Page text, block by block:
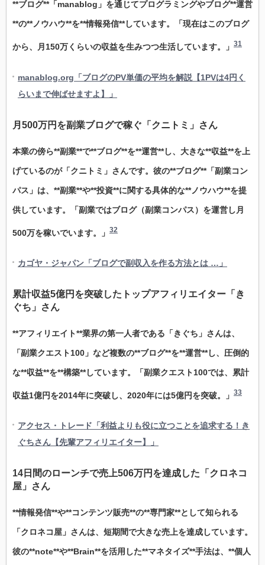
**ブログ**「manablog」を通じてプログラミングやブログ**運営
**の**ノウハウ**を**情報発信**しています。「現在はこのブログ
から、月150万くらいの収益を生みつつ生活しています。」 31
manablog.org「ブログのPV単価の平均を解説【1PVは4円く
らいまで伸ばせますよ】」
月500万円を副業ブログで稼ぐ「クニトミ」さん
本業の傍ら**副業**で**ブログ**を**運営**し、大きな**収益**を上
げているのが「クニトミ」さんです。彼の**ブログ**「副業コン
パス」は、**副業**や**投資**に関する具体的な**ノウハウ**を提
供しています。「副業ではブログ（副業コンパス）を運営し月
500万を稼いでいます。」 32
カゴヤ・ジャパン「ブログで副収入を作る方法とは …」
累計収益5億円を突破したトップアフィリエイター「き
ぐち」さん
**アフィリエイト**業界の第一人者である「きぐち」さんは、
「副業クエスト100」など複数の**ブログ**を**運営**し、圧倒的
な**収益**を**構築**しています。「副業クエスト100では、累計
収益1億円を2014年に突破し、2020年には5億円を突破。」 33
アクセス・トレード「利益よりも役に立つことを追求する！き
ぐちさん【先輩アフィリエイター】」
14日間のローンチで売上506万円を達成した「クロネコ
屋」さん
**情報発信**や**コンテンツ販売**の**専門家**として知られる
「クロネコ屋」さんは、短期間で大きな売上を達成しています。
彼の**note**や**Brain**を活用した**マネタイズ**手法は、**個人